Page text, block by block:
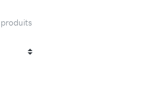
produits